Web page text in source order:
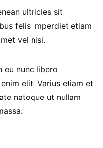
ultricies sit
felis imperdiet etiam
vel nisi.
eu nunc libero
elit. Varius etiam et
natoque ut nullam